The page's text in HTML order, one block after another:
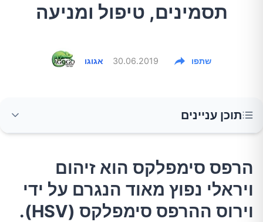
תסמינים, טיפול ומניעה
אגוגו 30.06.2019 שתפו
תוכן עניינים
זיהומים אלו מסווגים על פי חלק הגוף בו הוא נגוע,
למשל, באזור הפה והאף, או באיברי המין.
הרפס סימפלקס הוא זיהום
ויראלי נפוץ מאוד הנגרם על ידי
וירוס ההרפס סימפלקס (HSV).